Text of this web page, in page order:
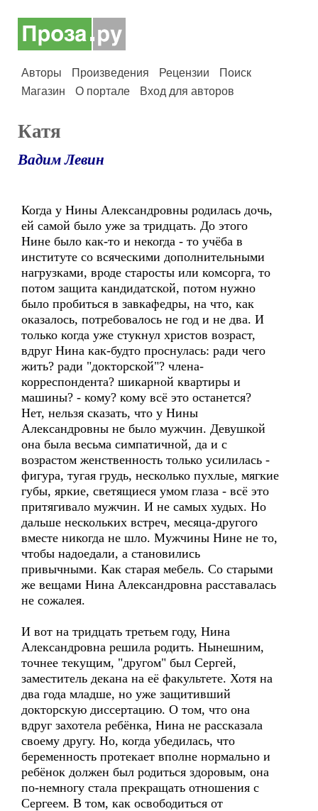
Авторы Произведения Рецензии
Поиск
Магазин
О портале Вход для авторов
Катя
Вадим Левин
Когда у Нины Александровны родилась дочь,
ей самой было уже за тридцать. До этого
Нине было как-то и некогда - то учёба в
институте со всяческими дополнительными
нагрузками, вроде старосты или комсорга, то
потом защита кандидатской, потом нужно
было пробиться в завкафедры, на что, как
оказалось, потребовалось не год и не два. И
только когда уже стукнул христов возраст,
вдруг Нина как-будто проснулась: ради чего
жить? ради "докторской"? члена-
корреспондента? шикарной квартиры и
машины? - кому? кому всё это останется?
Нет, нельзя сказать, что у Нины
Александровны не было мужчин. Девушкой
она была весьма симпатичной, да и с
возрастом женственность только усилилась -
фигура, тугая грудь, несколько пухлые, мягкие
губы, яркие, светящиеся умом глаза - всё это
притягивало мужчин. И не самых худых. Но
дальше нескольких встреч, месяца-другого
вместе никогда не шло. Мужчины Нине не то,
чтобы надоедали, а становились
привычными. Как старая мебель. Со старыми
же вещами Нина Александровна расставалась
не сожалея.
И вот на тридцать третьем году, Нина
Александровна решила родить. Нынешним,
точнее текущим, "другом" был Сергей,
заместитель декана на её факультете. Хотя на
два года младше, но уже защитивший
докторскую диссертацию. О том, что она
вдруг захотела ребёнка, Нина не рассказала
своему другу. Но, когда убедилась, что
беременность протекает вполне нормально и
ребёнок должен был родиться здоровым, она
по-немногу стала прекращать отношения с
Сергеем. В том, как освободиться от